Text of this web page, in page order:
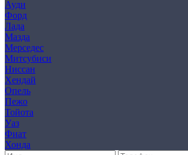
Ауди
Форд
Лада
Мазда
Мерседес
Митсубиси
Ниссан
Хендай
Опель
Пежо
Тойота
Уаз
Фиат
Хонда